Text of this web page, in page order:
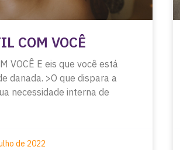
COM VOCÊ
VOCÊ E eis que você está
danada. >O que dispara a
necessidade interna de
de 2022